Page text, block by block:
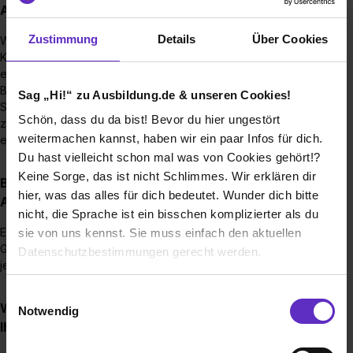
Zustimmung Details Über Cookies
Sag „Hi!“ zu Ausbildung.de & unseren Cookies!
Schön, dass du da bist! Bevor du hier ungestört
weitermachen kannst, haben wir ein paar Infos für dich.
Du hast vielleicht schon mal was von Cookies gehört!?
Keine Sorge, das ist nicht Schlimmes. Wir erklären dir
hier, was das alles für dich bedeutet. Wunder dich bitte
nicht, die Sprache ist ein bisschen komplizierter als du
sie von uns kennst. Sie muss einfach den aktuellen
Datenschutzbestimmungen gerecht werden.
Notwendig
Ausbildungsstelle bei Ihnen aus?
Wir freuen uns über Bewerbungen auf unserem
Karriereportal https://www.rentokil-initial.de/. Aus den
eingegangenen Bewerbungen suchen wir geeignete
Bewerber aus, die dann zu einem Vorstellungsgespräch am
Standort eingeladen werden. Wenn möglich, laden wir den
zukünftigen Bewerber gerne auch zu einem Schnuppertag
ein.
Bis wann muss man sich für einen
Ausbildungsplatz bewerben?
Es gibt keine fixen Deadlines für eine Bewerbung bei uns.
Grundsätzlich stellen wir die Azubis zum 01.08./01.09. eines
jeden Jahres ein.
Wie viele Ausbildungsstellen werden jährlich bei
Ihnen ausgeschrieben?